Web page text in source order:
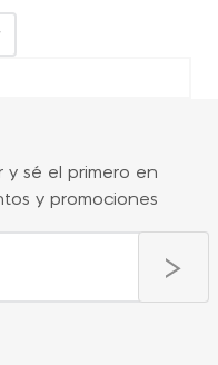
y sé el primero en
y promociones